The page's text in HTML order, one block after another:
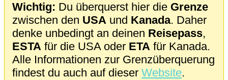
Wichtig: Du überquerst hier die Grenze
zwischen den USA und Kanada. Daher
denke unbedingt an deinen Reisepass,
ESTA für die USA oder ETA für Kanada.
Alle Informationen zur Grenzüberquerung
findest du auch auf dieser Website.